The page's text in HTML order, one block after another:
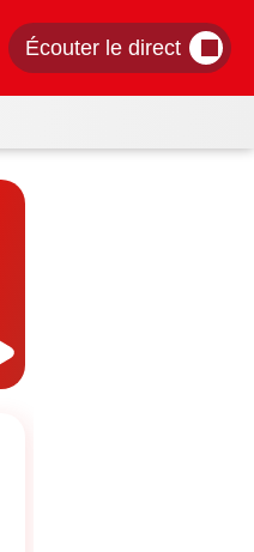
Écouter le direct